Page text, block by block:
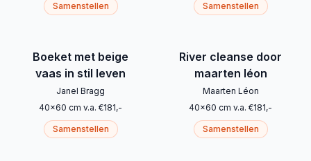
Samenstellen Samenstellen
Boeket met beige
vaas in stil leven
Janel Bragg
40x60 cm v.a. €181,-
Samenstellen
River cleanse door
maarten léon
Maarten Léon
40x60 cm v.a. €181,-
Samenstellen